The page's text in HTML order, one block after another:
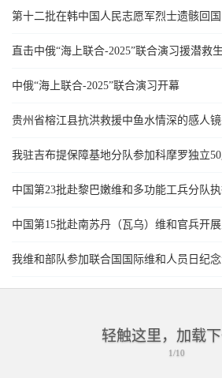
第十二批在韩中国人民志愿军烈士遗骸回国
直击中俄“海上联合-2025”联合演习援潜救
中俄“海上联合-2025”联合演习开幕
贵州省榕江县抗洪救援中鱼水情深的感人
我驻吉布提保障基地分队参加科摩罗独立
中国第23批赴黎巴嫩维和多功能工兵分队
中国第15批赴南苏丹（瓦乌）维和官兵开
我维和部队参加联合国国际维和人员日纪
轻触这里，加载
1/10